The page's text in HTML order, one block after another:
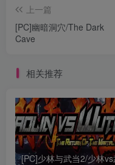
上一篇
[PC]幽暗洞穴/The Dark
Cave
相关推荐